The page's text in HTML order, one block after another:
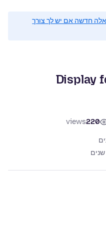
חדשה אם יש לך צורך
Display
220
views